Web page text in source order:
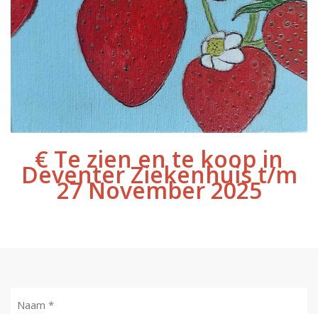
€ Te zien en te koop in
Deventer Ziekenhuis t/m
27 November 2025